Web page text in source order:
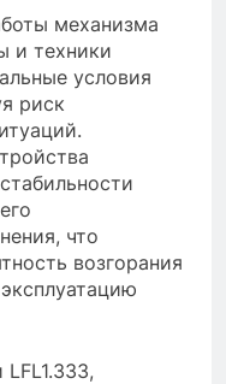
механизма
и техники
условия
риск
что
возгорания